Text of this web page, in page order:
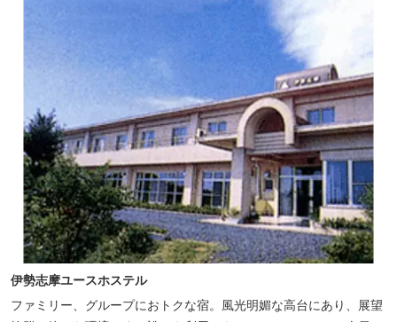
伊勢志摩ユースホステル
ファミリー、グループにおトクな宿。風光明媚な高台にあり、展望